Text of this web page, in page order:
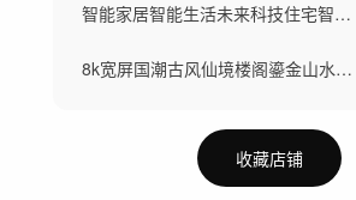
智能家居智能生活未来科技住宅智慧社区
8k宽屏国潮古风仙境楼阁鎏金山水仙鹤背景
收藏店铺